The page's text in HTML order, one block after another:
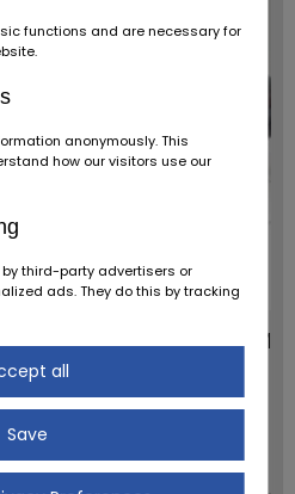
'88 156.756 KM
Typ pojazdu:
Zabytkowy samochód
1988
functions and are necessary for
anonymously. This
how our visitors use our
third-party advertisers or
ads. They do this by tracking
all
Save